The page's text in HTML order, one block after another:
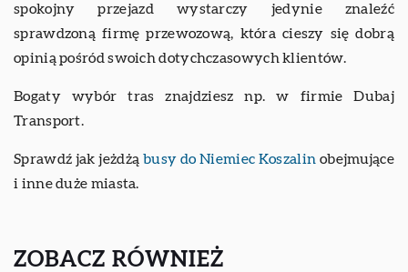
spokojny przejazd wystarczy jedynie znaleźć
sprawdzoną firmę przewozową, która cieszy się dobrą
opinią pośród swoich dotychczasowych klientów.
Bogaty wybór tras znajdziesz np. w firmie Dubaj
Transport.
Sprawdź jak jeżdżą busy do Niemiec Koszalin obejmujące
i inne duże miasta.
ZOBACZ RÓWNIEŻ